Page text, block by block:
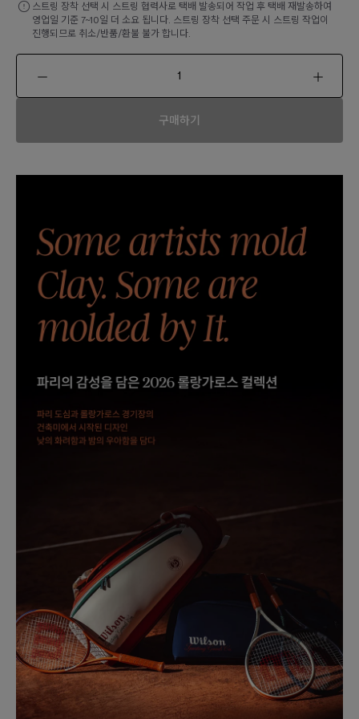
스트링 장착 선택 시 스트링 협력사로 택배 발송되어 작업 후 택배 재발송하여
영업일 기준 7~10일 더 소요 됩니다. 스트링 장착 선택 주문 시 스트링 작업이
진행되므로 취소/반품/환불 불가 합니다.
구매하기